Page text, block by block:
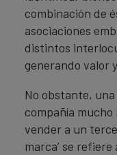
combinación de
asociaciones
distintos
generando valor
No obstante,
compañía mucho
vender a un
marca’ se